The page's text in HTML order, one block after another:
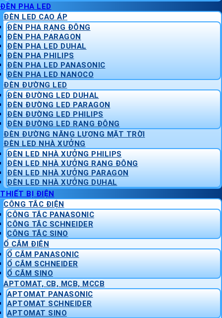
ĐÈN PHA LED
ĐÈN LED CAO ÁP
ĐÈN PHA RẠNG ĐÔNG
ĐÈN PHA PARAGON
ĐÈN PHA LED DUHAL
ĐÈN PHA PHILIPS
ĐÈN PHA LED PANASONIC
ĐÈN PHA LED NANOCO
ĐÈN ĐƯỜNG LED
ĐÈN ĐƯỜNG LED DUHAL
ĐÈN ĐƯỜNG LED PARAGON
ĐÈN ĐƯỜNG LED PHILIPS
ĐÈN ĐƯỜNG LED RẠNG ĐÔNG
ĐÈN ĐƯỜNG NĂNG LƯỢNG MẶT TRỜI
ĐÈN LED NHÀ XƯỞNG
ĐÈN LED NHÀ XƯỞNG PHILIPS
ĐÈN LED NHÀ XƯỞNG RẠNG ĐÔNG
ĐÈN LED NHÀ XƯỞNG PARAGON
ĐÈN LED NHÀ XƯỞNG DUHAL
THIẾT BỊ ĐIỆN
CÔNG TẮC ĐIỆN
CÔNG TẮC PANASONIC
CÔNG TẮC SCHNEIDER
CÔNG TẮC SINO
Ổ CẮM ĐIỆN
Ổ CẮM PANASONIC
Ổ CẮM SCHNEIDER
Ổ CẮM SINO
APTOMAT, CB, MCB, MCCB
APTOMAT PANASONIC
APTOMAT SCHNEIDER
APTOMAT SINO